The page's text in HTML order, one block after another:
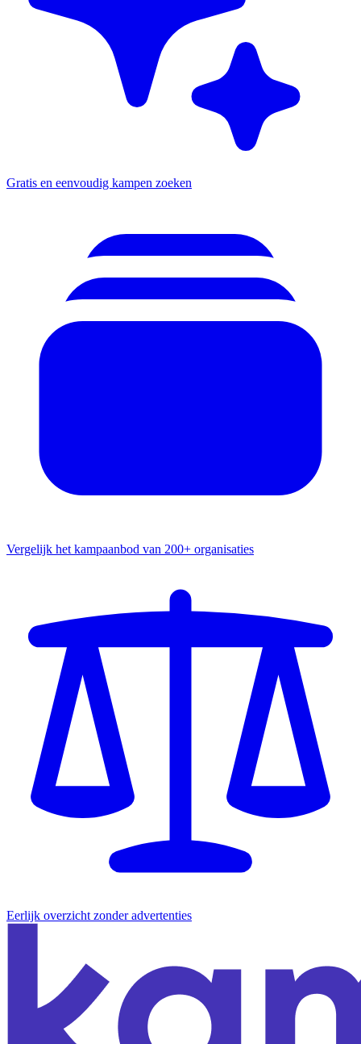
Gratis en eenvoudig kampen zoeken
Vergelijk het kampaanbod van 200+ organisaties
Eerlijk overzicht zonder advertenties